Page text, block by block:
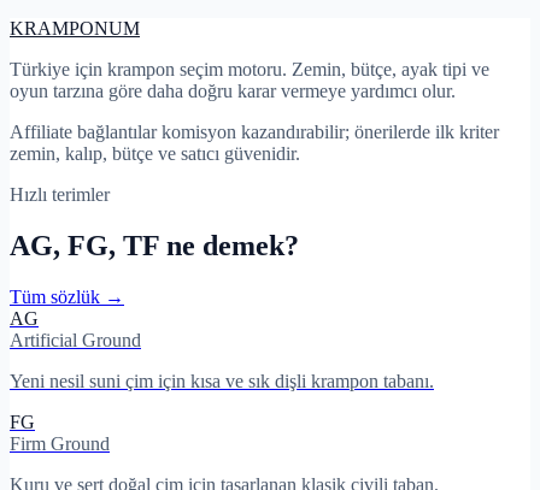
KRAMPONUM
Türkiye için krampon seçim motoru. Zemin, bütçe, ayak tipi ve
oyun tarzına göre daha doğru karar vermeye yardımcı olur.
Affiliate bağlantılar komisyon kazandırabilir; önerilerde ilk kriter
zemin, kalıp, bütçe ve satıcı güvenidir.
Hızlı terimler
AG, FG, TF ne demek?
Tüm sözlük →
AG
Artificial Ground
Yeni nesil suni çim için kısa ve sık dişli krampon tabanı.
FG
Firm Ground
Kuru ve sert doğal çim için tasarlanan klasik çivili taban.